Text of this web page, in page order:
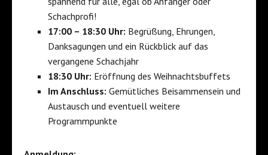
Schachprofi!
17:00 – 18:30 Uhr: Begrüßung, Ehrungen,
Danksagungen und ein Rückblick auf das
vergangene Schachjahr
18:30 Uhr: Eröffnung des Weihnachtsbuffets
Im Anschluss: Gemütliches Beisammensein und
Austausch und eventuell weitere
Programmpunkte